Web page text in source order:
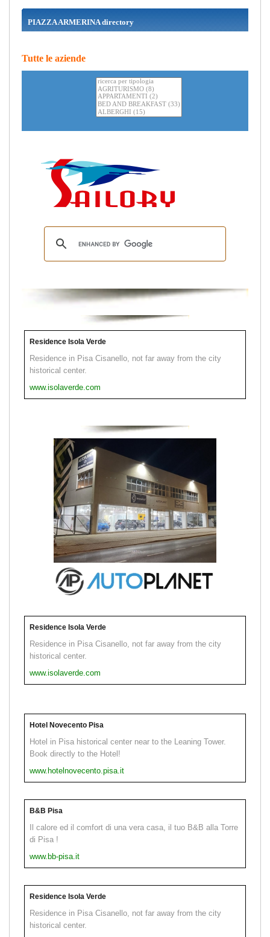
PIAZZA ARMERINA directory
Tutte le aziende
Residence Isola Verde
Residence in Pisa Cisanello, not far away from the city
historical center.
www.isolaverde.com
Residence Isola Verde
Residence in Pisa Cisanello, not far away from the city
historical center.
www.isolaverde.com
Hotel Novecento Pisa
Hotel in Pisa historical center near to the Leaning Tower.
Book directly to the Hotel!
www.hotelnovecento.pisa.it
B&B Pisa
Il calore ed il comfort di una vera casa, il tuo B&B alla Torre
di Pisa !
www.bb-pisa.it
Residence Isola Verde
Residence in Pisa Cisanello, not far away from the city
historical center.